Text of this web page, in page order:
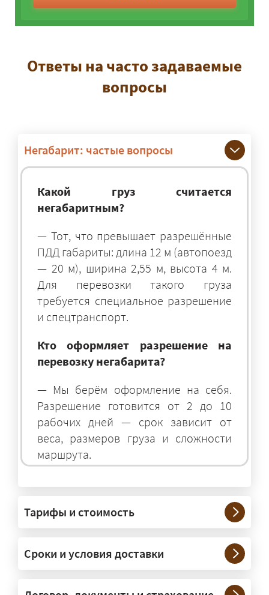
Ответы на часто задаваемые
вопросы
Негабарит: частые вопросы
Какой груз считается
негабаритным?
— Тот, что превышает разрешённые
ПДД габариты: длина 12 м (автопоезд
— 20 м), ширина 2,55 м, высота 4 м.
Для перевозки такого груза
требуется специальное разрешение
и спецтранспорт.
Кто оформляет разрешение на
перевозку негабарита?
— Мы берём оформление на себя.
Разрешение готовится от 2 до 10
рабочих дней — срок зависит от
веса, размеров груза и сложности
маршрута.
— На тралах и низкорамниках —
платформах, рассчитанных на
крупногабаритную технику и
конструкции. Транспорт подбираем
под конкретные размеры и вес груза.
Тарифы и стоимость
Сроки и условия доставки